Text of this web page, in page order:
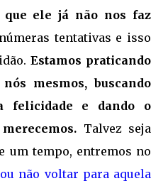
ele já não nos faz
tentativas e isso
Estamos praticando
mesmos, buscando
felicidade e dando o
Talvez seja
um tempo, entremos no
não voltar para aquela